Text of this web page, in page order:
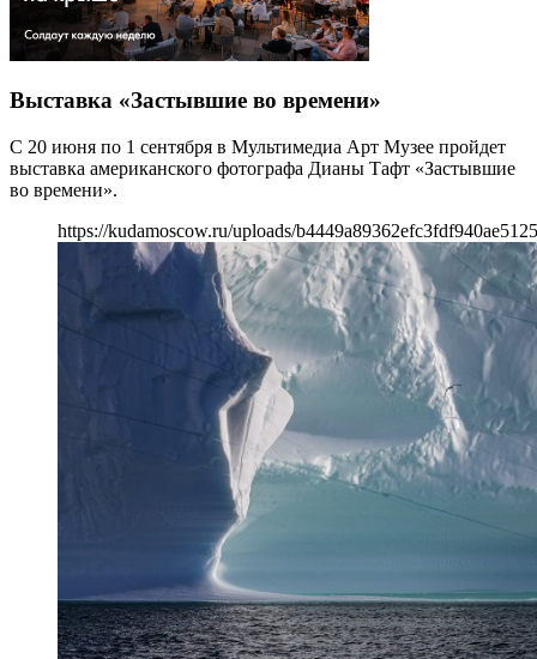
Выставка «Застывшие во времени»
С 20 июня по 1 сентября в Мультимедиа Арт Музее пройдет
выставка американского фотографа Дианы Тафт «Застывшие
во времени».
https://kudamoscow.ru/uploads/